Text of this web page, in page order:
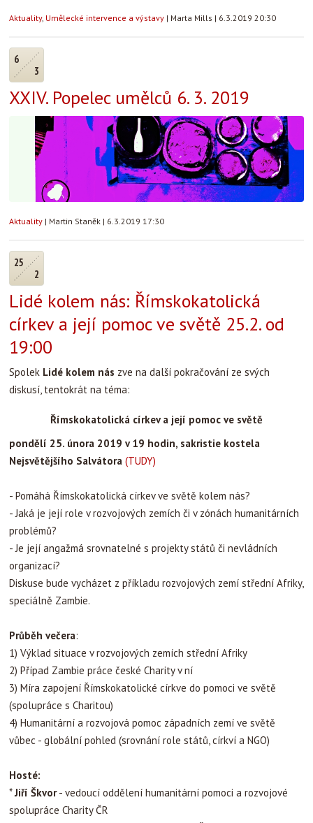
Aktuality, Umělecké intervence a výstavy | Marta Mills | 6.3.2019 20:30
6
3
XXIV. Popelec umělců 6. 3. 2019
Aktuality | Martin Staněk | 6.3.2019 17:30
25
2
Lidé kolem nás: ‎Římskokatolická
církev a její pomoc ve světě 25.2. od
19:00
Spolek Lidé kolem nás zve na další pokračování ze svých
diskusí, tentokrát na téma:
Římskokatolická církev a její pomoc ve světě
pondělí 25. února 2019 v 19 hodin, sakristie kostela
Nejsvětějšího Salvátora (TUDY)
- Pomáhá Římskokatolická církev ve světě kolem nás?
- Jaká je její role v rozvojových zemích či v zónách humanitárních
problémů?
- Je její angažmá srovnatelné s projekty států či nevládních
organizací?
Diskuse bude vycházet z příkladu rozvojových zemí střední Afriky,
speciálně Zambie.
Průběh večera:
1) Výklad situace v rozvojových zemích střední Afriky
2) Případ Zambie práce české Charity v ní
3) Míra zapojení Římskokatolické církve do pomoci ve světě
(spolupráce s Charitou)
4) Humanitární a rozvojová pomoc západních zemí ve světě
vůbec - globální pohled (srovnání role států, církví a NGO)
Hosté:
*Jiří Škvor- vedoucí oddělení humanitární pomoci a rozvojové
spolupráce Charity ČR